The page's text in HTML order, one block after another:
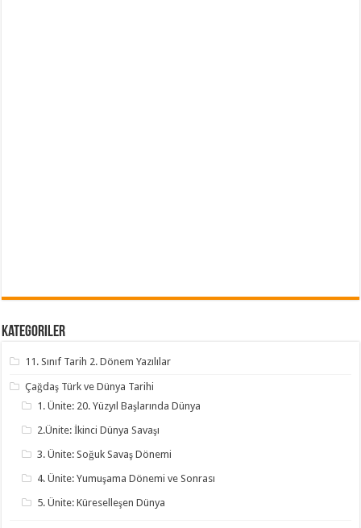
Kategoriler
11. Sınıf Tarih 2. Dönem Yazılılar
Çağdaş Türk ve Dünya Tarihi
1. Ünite: 20. Yüzyıl Başlarında Dünya
2.Ünite: İkinci Dünya Savaşı
3. Ünite: Soğuk Savaş Dönemi
4. Ünite: Yumuşama Dönemi ve Sonrası
5. Ünite: Küreselleşen Dünya